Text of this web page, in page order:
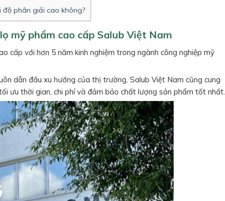
phân giải cao không?
mỹ phẩm cao cấp Salub Việt Nam
cấp với hơn 5 năm kinh nghiệm trong ngành công nghiệp mỹ
dẫn đầu xu hướng của thị trường, Salub Việt Nam cũng cung
ưu thời gian, chi phí và đảm bảo chất lượng sản phẩm tốt nhất.